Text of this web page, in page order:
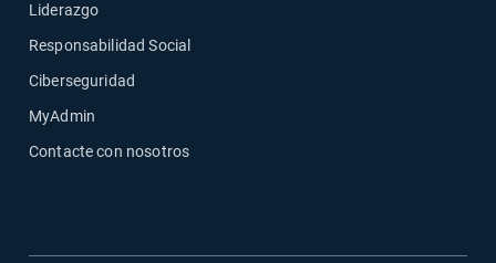
Liderazgo
Responsabilidad Social
Ciberseguridad
MyAdmin
Contacte con nosotros